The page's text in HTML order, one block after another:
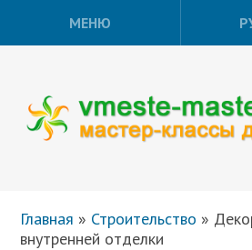
МЕНЮ
Главная » Строительство »
внутренней отделки